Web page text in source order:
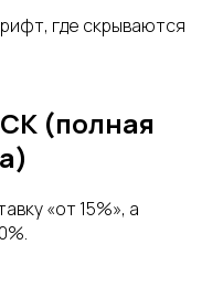
где скрываются
(полная
«от 15%», а